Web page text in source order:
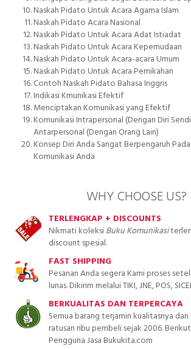
Naskah Pidato Untuk Acara Agama Islam
Naskah Pidato Acara Nasional
Naskah Pidato Untuk Acara Adat Istiadat
Naskah Pidato Untuk Acara Kepemudaan
Naskah Pidato Untuk Acara-acara Umum
Naskah Pidato Untuk Acara Pernikahan
Contoh Naskah Pidato Bahasa Inggris
Indikasi Kmunikasi Efektif
Menciptakan Komunikasi yang Efektif
Komunikasi Intrapersonal (Dengan Diri
Antarpersonal (Dengan Orang Lain)
Konsep Diri Anda Sangat Berpengaruh
Komunikasi Anda
WHY CHOOSE US?
TERLENGKAP + DISCOUNTS
Nikmati koleksiBuku Komunikasi
discount spesial.
FAST SHIPPING
Pesanan Anda segera Kami proses
lunas. Dikirim melalui TIKI, JNE, POS,
BERKUALITAS DAN TERPERCAYA
Semua barang terjamin kualitasnya
ratusan ribu pembeli sejak 2006. Berikut
Pengguna Jasa Bukukita.com